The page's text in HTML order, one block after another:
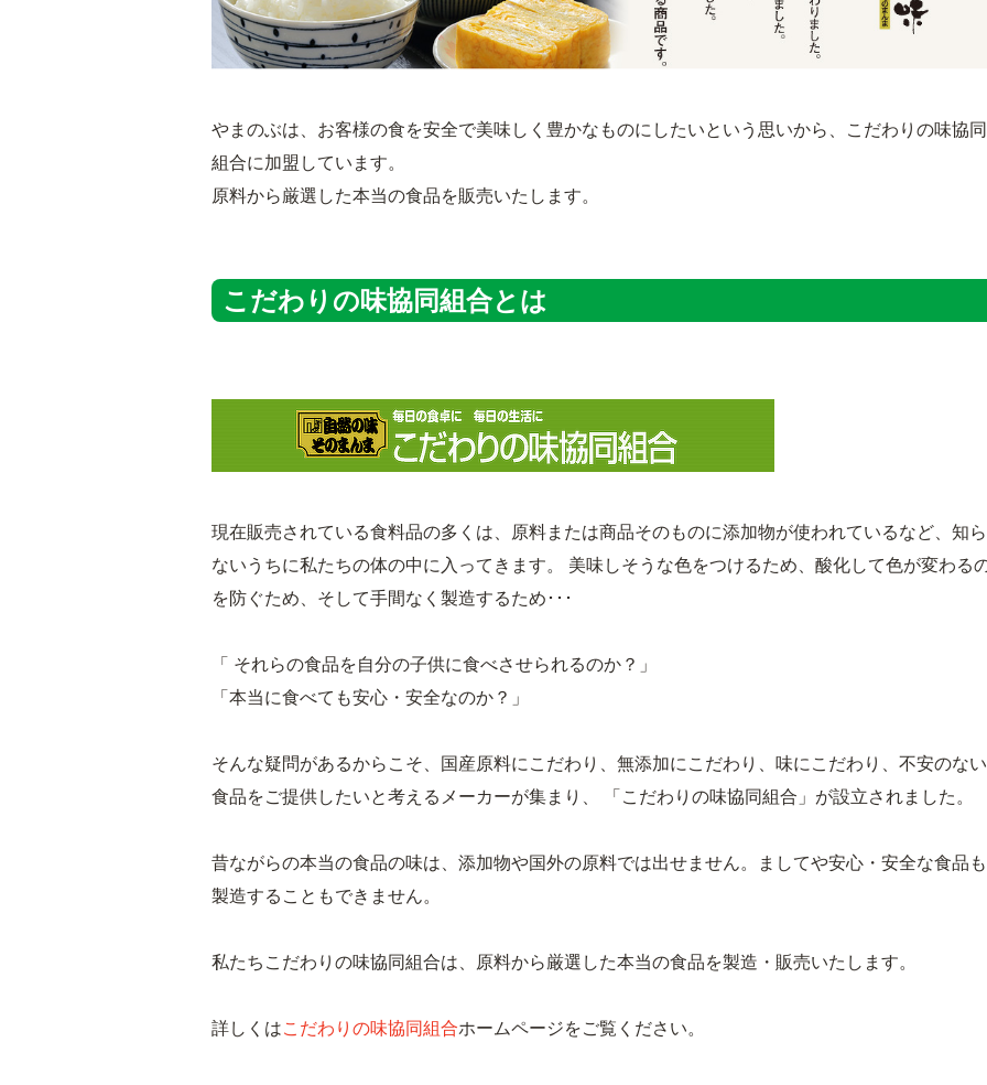
やまのぶは、お客様の食を安全で美味しく豊かなものにしたいという思いから、こだわりの味協同
組合に加盟しています。
原料から厳選した本当の食品を販売いたします。
こだわりの味協同組合とは
現在販売されている食料品の多くは、原料または商品そのものに添加物が使われているなど、知ら
ないうちに私たちの体の中に入ってきます。 美味しそうな色をつけるため、酸化して色が変わる
を防ぐため、そして手間なく製造するため･･･
「 それらの食品を自分の子供に食べさせられるのか？」
「本当に食べても安心・安全なのか？」
そんな疑問があるからこそ、国産原料にこだわり、無添加にこだわり、味にこだわり、不安のない
食品をご提供したいと考えるメーカーが集まり、 「こだわりの味協同組合」が設立されました。
昔ながらの本当の食品の味は、添加物や国外の原料では出せません。ましてや安心・安全な食品も
製造することもできません。
私たちこだわりの味協同組合は、原料から厳選した本当の食品を製造・販売いたします。
詳しくはこだわりの味協同組合ホームページをご覧ください。